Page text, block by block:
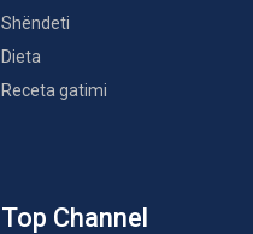
Shëndeti
Dieta
Receta gatimi
Top Channel